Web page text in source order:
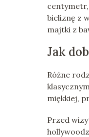
bieliznę z
majtki z
Jak
Różne
miękkiej,
Przed